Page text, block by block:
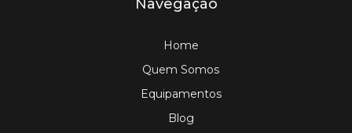
Navegação
Home
Quem Somos
Equipamentos
Blog